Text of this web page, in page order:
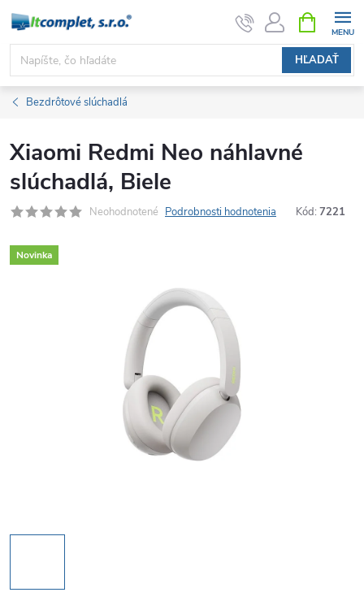
Prejsť
obsah
HĽADAŤ
KOŠÍK
Bezdrôtové slúchadlá
Xiaomi Redmi Neo náhlavné
slúchadlá, Biele
Neohodnotené Podrobnosti hodnotenia Kód: 7221
Novinka